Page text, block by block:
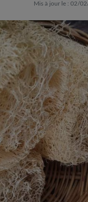
Mis à jour le : 02/